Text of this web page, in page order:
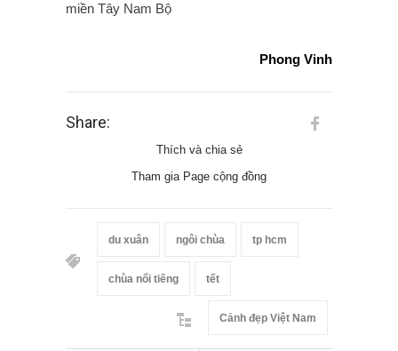
miền Tây Nam Bộ
Phong Vinh
Share:
Thích và chia sẻ
Tham gia Page cộng đồng
du xuân ngôi chùa tp hcm
chùa nổi tiếng tết
Cảnh đẹp Việt Nam